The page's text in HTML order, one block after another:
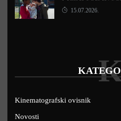
15.07.2026.
Kinematografski ovisnik
Novosti